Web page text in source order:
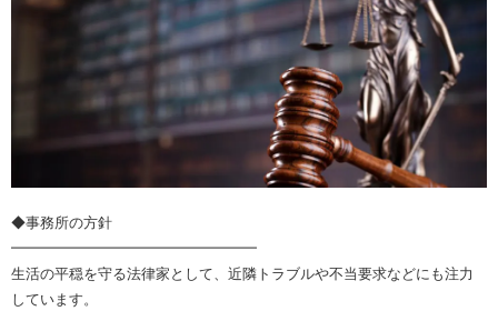
◆事務所の方針
━━━━━━━━━━━━━━━━━
生活の平穏を守る法律家として、近隣トラブルや不当要求などにも注力
しています。